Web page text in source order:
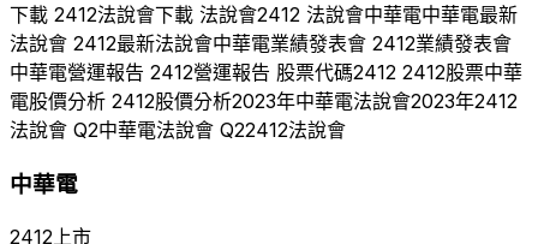
下載 2412法說會下載 法說會2412 法說會中華電中華電最新
法說會 2412最新法說會中華電業績發表會 2412業績發表會
中華電營運報告 2412營運報告 股票代碼2412 2412股票中華
電股價分析 2412股價分析2023年中華電法說會2023年2412
法說會 Q2中華電法說會 Q22412法說會
中華電
2412 上市